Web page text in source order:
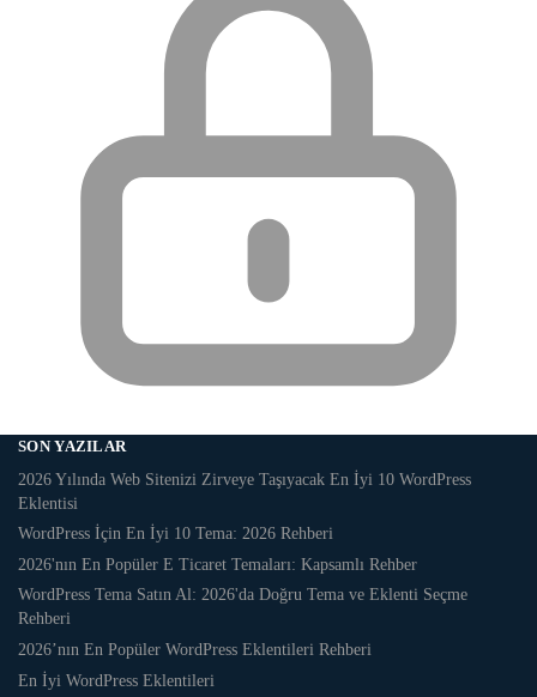
SON YAZILAR
2026 Yılında Web Sitenizi Zirveye Taşıyacak En İyi 10 WordPress
Eklentisi
WordPress İçin En İyi 10 Tema: 2026 Rehberi
2026'nın En Popüler E Ticaret Temaları: Kapsamlı Rehber
WordPress Tema Satın Al: 2026'da Doğru Tema ve Eklenti Seçme
Rehberi
2026’nın En Popüler WordPress Eklentileri Rehberi
En İyi WordPress Eklentileri